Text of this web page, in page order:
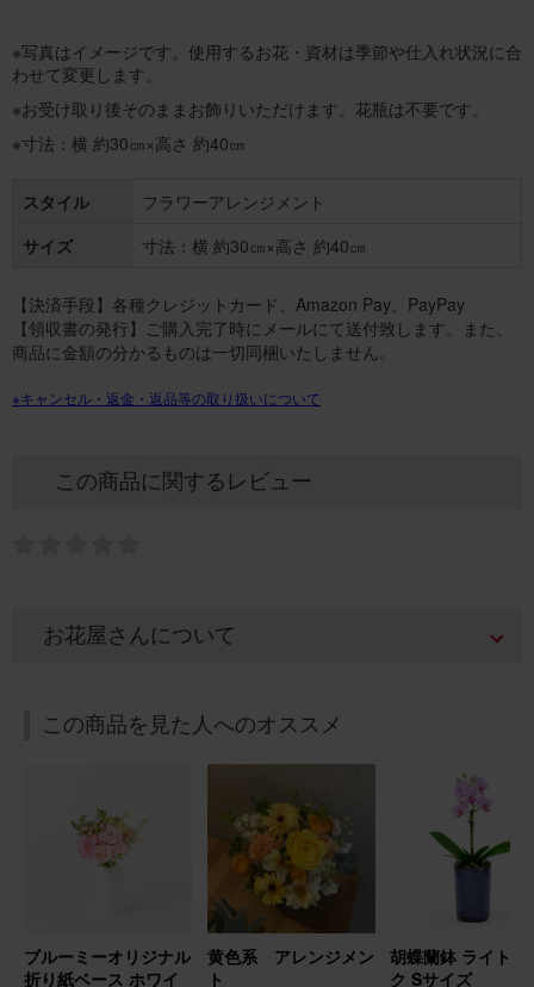
※写真はイメージです。使用するお花・資材は季節や仕入れ状況に合
わせて変更します。
※お受け取り後そのままお飾りいただけます。花瓶は不要です。
※寸法：横 約30㎝×高さ 約40㎝
スタイル
フラワーアレンジメント
サイズ
寸法：横 約30㎝×高さ 約40㎝
【決済手段】各種クレジットカード、Amazon Pay、PayPay
【領収書の発行】ご購入完了時にメールにて送付致します。また、
商品に金額の分かるものは一切同梱いたしません。
※キャンセル・返金・返品等の取り扱いについて
この商品に関するレビュー
お花屋さんについて
この商品を見た人へのオススメ
ブルーミーオリジナル
折り紙ベース ホワイ
黄色系 アレンジメン
ト
胡蝶蘭鉢 ライトピ
ク Sサイズ